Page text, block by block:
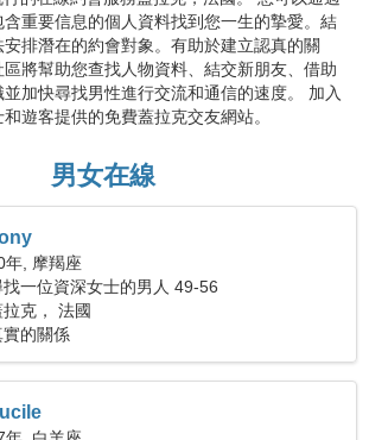
重要信息的個人資料找到您一生的摯愛。結
排潛在的約會對象。有助於建立認真的關
將幫助您查找人物資料、結交新朋友、借助
加快尋找男性進行交流和通信的速度。 加入
遊客提供的免費蓋拉克交友網站。
男女在線
年, 摩羯座
找一位資深女士的男人 49-56
拉克， 法國
實的關係